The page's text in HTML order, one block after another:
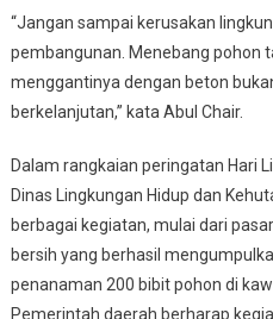
“Jangan sampai kerusakan
pembangunan. Menebang pohon
menggantinya dengan beton
berkelanjutan,” kata Abul Chair.
Dalam rangkaian peringatan Hari
Dinas Lingkungan Hidup dan
berbagai kegiatan, mulai dari
bersih yang berhasil
penanaman 200 bibit pohon di
Pemerintah daerah berharap